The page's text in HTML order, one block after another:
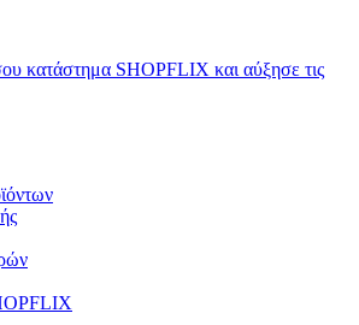
κατάστημα SHOPFLIX και αύξησε τις